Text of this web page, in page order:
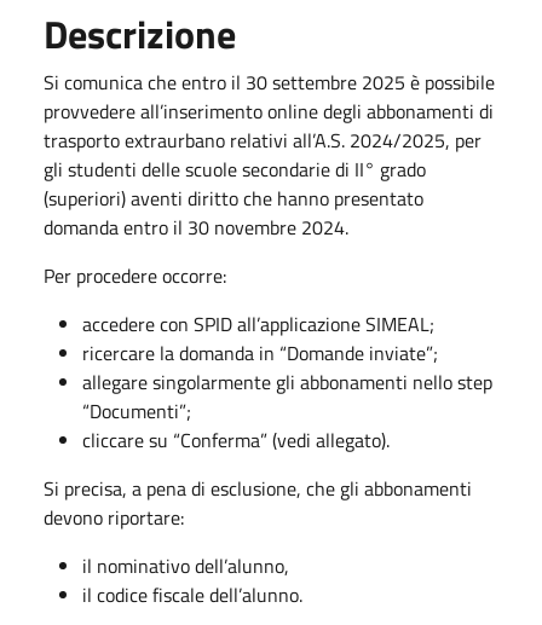
Descrizione
Si comunica che entro il 30 settembre 2025 è possibile
provvedere all’inserimento online degli abbonamenti di
trasporto extraurbano relativi all’A.S. 2024/2025, per
gli studenti delle scuole secondarie di II° grado
(superiori) aventi diritto che hanno presentato
domanda entro il 30 novembre 2024.
Per procedere occorre:
accedere con SPID all’applicazione SIMEAL;
ricercare la domanda in “Domande inviate”;
allegare singolarmente gli abbonamenti nello step
“Documenti”;
cliccare su “Conferma” (vedi allegato).
Si precisa, a pena di esclusione, che gli abbonamenti
devono riportare:
il nominativo dell’alunno,
il codice fiscale dell’alunno.